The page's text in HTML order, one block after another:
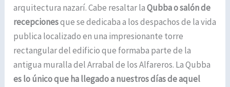
arquitectura nazarí. Cabe resaltar laQubba o salón de
recepcionesque se dedicaba a los despachos de la vida
publica localizado en una impresionante torre
rectangular del edificio que formaba parte de la
antigua muralla del Arrabal de los Alfareros. La Qubba
es lo único que ha llegado a nuestros días de aquel